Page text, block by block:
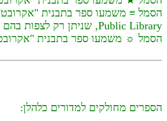
הסמל ≡ משמעו ספר בתבנית
Public Library, שניתן רק לצפות בהם ואי אפשר להוריד.
הסמל ☼ משמעו ספר בתבנית
הספרים מחולקים למדורים כלהלן: